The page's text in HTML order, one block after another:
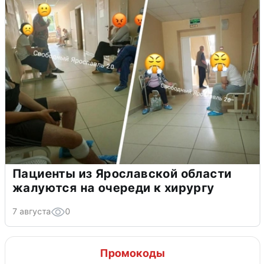
Пациенты из Ярославской области
жалуются на очереди к хирургу
7 августа 0
Промокоды